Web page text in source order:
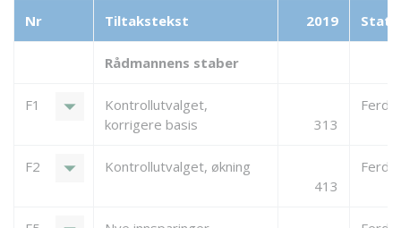
Nr Tiltakstekst 2019
Rådmannens staber
F1 arrow_drop_down
Kontrollutvalget,
korrigere basis
313
F2 arrow_drop_down
Kontrollutvalget, økning
413